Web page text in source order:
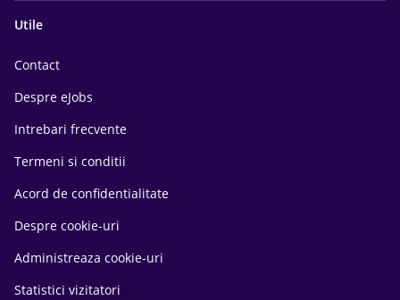
Utile
Contact
Despre eJobs
Intrebari frecvente
Termeni si conditii
Acord de confidentialitate
Despre cookie-uri
Administreaza cookie-uri
Statistici vizitatori